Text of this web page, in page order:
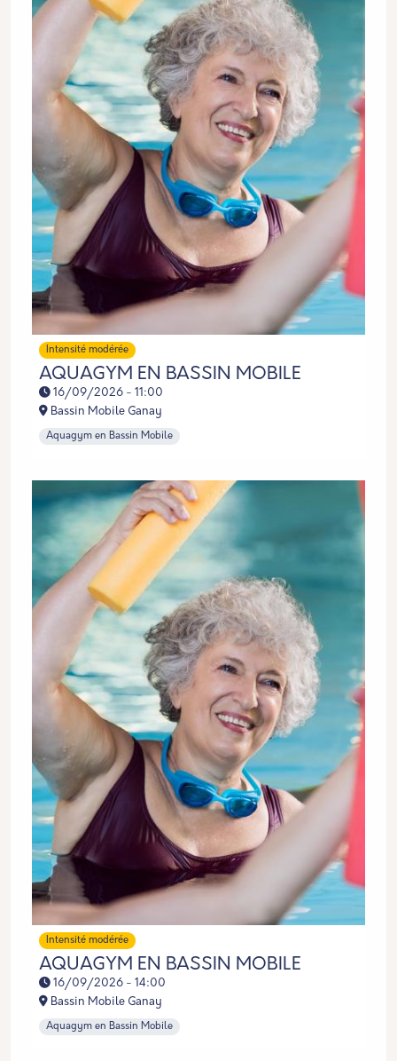
Intensité modérée
AQUAGYM EN BASSIN MOBILE
16/09/2026 - 11:00
Bassin Mobile Ganay
Aquagym en Bassin Mobile
Intensité modérée
AQUAGYM EN BASSIN MOBILE
16/09/2026 - 14:00
Bassin Mobile Ganay
Aquagym en Bassin Mobile